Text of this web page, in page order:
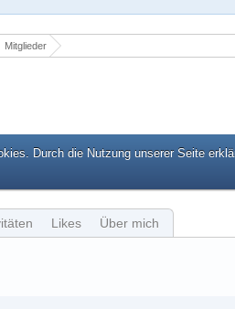
Mitglieder
Durch die Nutzung unserer Seite
Likes Über mich